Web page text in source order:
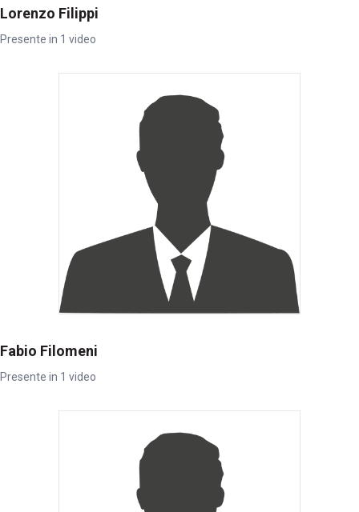
Lorenzo Filippi
Presente in 1 video
Fabio Filomeni
Presente in 1 video